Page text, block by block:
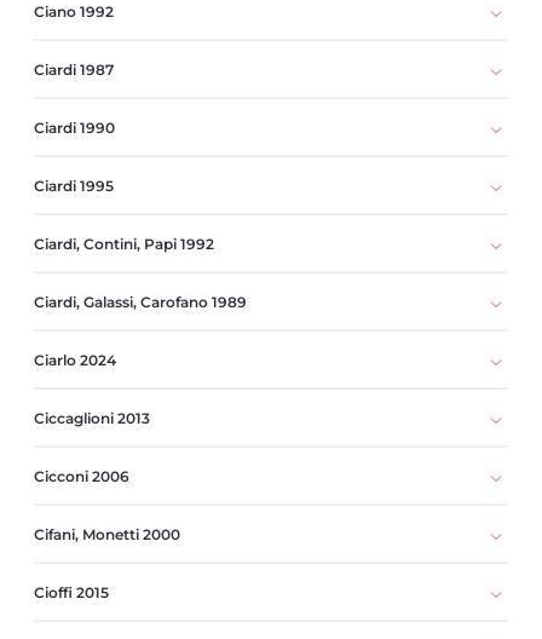
Ciano 1992
Ciardi 1987
Ciardi 1990
Ciardi 1995
Ciardi, Contini, Papi 1992
Ciardi, Galassi, Carofano 1989
Ciarlo 2024
Ciccaglioni 2013
Cicconi 2006
Cifani, Monetti 2000
Cioffi 2015